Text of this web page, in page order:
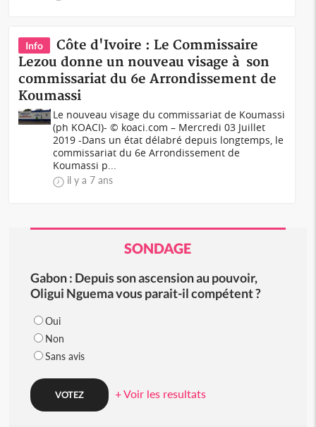
Info
Côte d'Ivoire : Le Commissaire
Lezou donne un nouveau visage à son
commissariat du 6e Arrondissement de
Koumassi
Le nouveau visage du commissariat de Koumassi
(ph KOACI)- © koaci.com – Mercredi 03 Juillet
2019 -Dans un état délabré depuis longtemps, le
commissariat du 6e Arrondissement de
Koumassi p...
il y a 7 ans
SONDAGE
Gabon : Depuis son ascension au pouvoir,
Oligui Nguema vous parait-il compétent ?
Oui
Non
Sans avis
+ Voir les resultats